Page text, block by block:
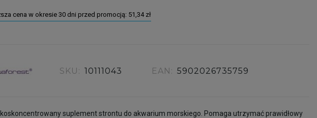
cena w okresie 30 dni przed promocją: 51,34 zł
SKU: 10111043 EAN: 5902026735759
suplement strontu do akwarium morskiego. Pomaga utrzymać prawidłowy